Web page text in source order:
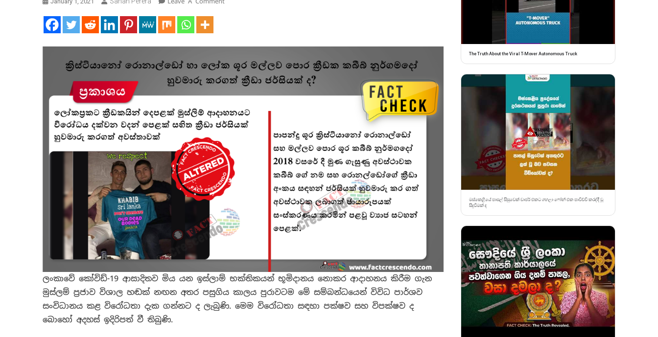
රොනාල්ඩෝ
ලෝක
ශූර
ක්‍රීඩක
කබීබ්
හුවමාරු
කරගත්
ක්‍රීඩා
ජර්සියක්
ද?
ලංකාවේ කෝවිඩ්-19 ආසාදිතව මිය යන ඉස්ලාම් භක්තිකයන් භූමිදානය නොකර ආදාහනය කිරීම ගැන
මුස්ලම් ප්‍රජාව විශාල හඬක් නඟන අතර පසුගිය කාලය පුරාවටම මේ සම්බන්ධයෙන් විවිධ පාර්ශව
සංවිධානය කළ විරෝධතා දැක ගන්නට ද ලැබුණි. මෙම විරෝධතා සඳහා පක්ෂව සහ විපක්ෂව ද
බොහෝ අදහස් ඉදිරිපත් වී තිබුණි.
The Truth About the Viral T-Mover Autonomous Truck
මස්කෙළියේ පාසල් සිසුවෙක් චාජර් එකට ගහලා ෆෝන් එක පාවිච්චි කරද්දී වූ
සිදුවීමක් ද